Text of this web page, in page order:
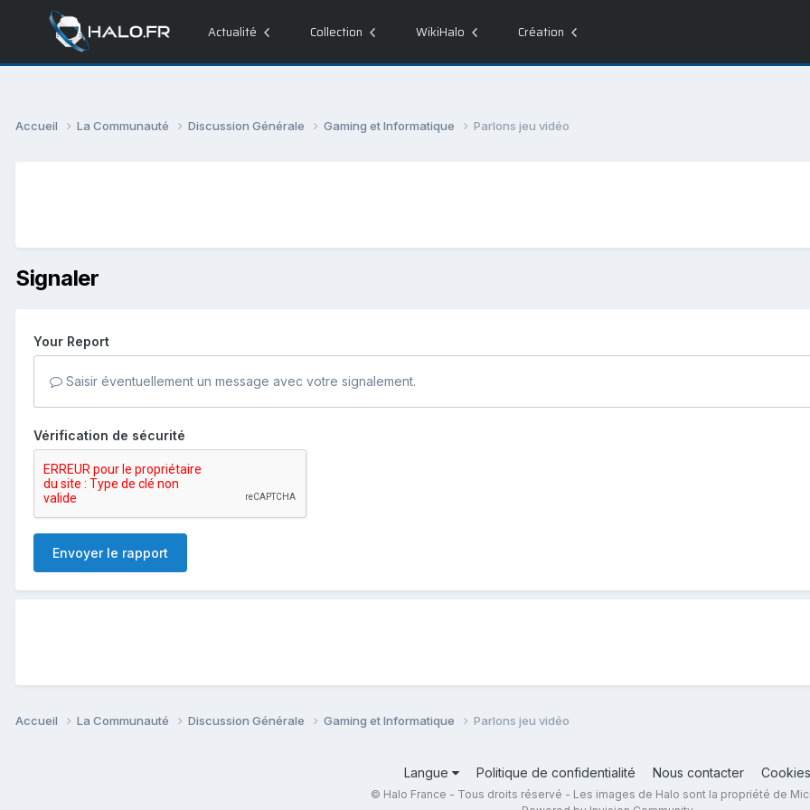
Actualité Collection WikiHalo Création
Accueil La Communauté Discussion Générale Gaming et Informatique Parlons jeu vidéo
Signaler
Your Report
Saisir éventuellement un message avec votre signalement.
Vérification de sécurité
Envoyer le rapport
Accueil La Communauté Discussion Générale Gaming et Informatique Parlons jeu vidéo
Langue Politique de confidentialité Nous contacter Cookies
© Halo France - Tous droits réservé - Les images de Halo sont la propriété de